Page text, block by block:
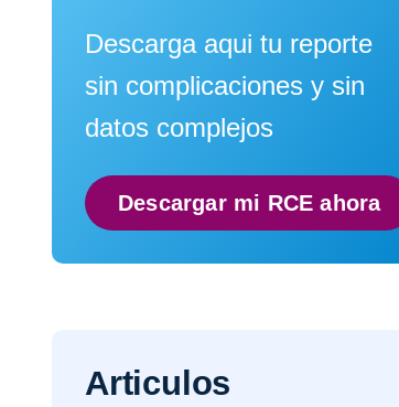
Descarga aqui tu reporte
sin complicaciones y sin
datos complejos
Descargar mi RCE ahora
Articulos